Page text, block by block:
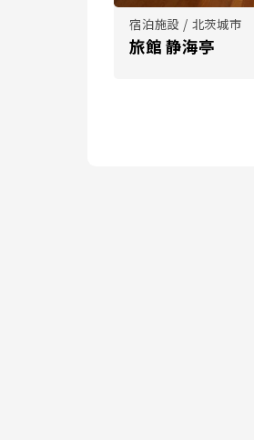
宿泊施設 / 北茨城市
旅館 静海亭